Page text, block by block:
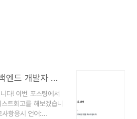
그렙(프로그래머스) 백엔드 개발자 코딩 테스트 후기
다! 이번 포스팅에서
트회고를 해보겠습니
항응시 언어: